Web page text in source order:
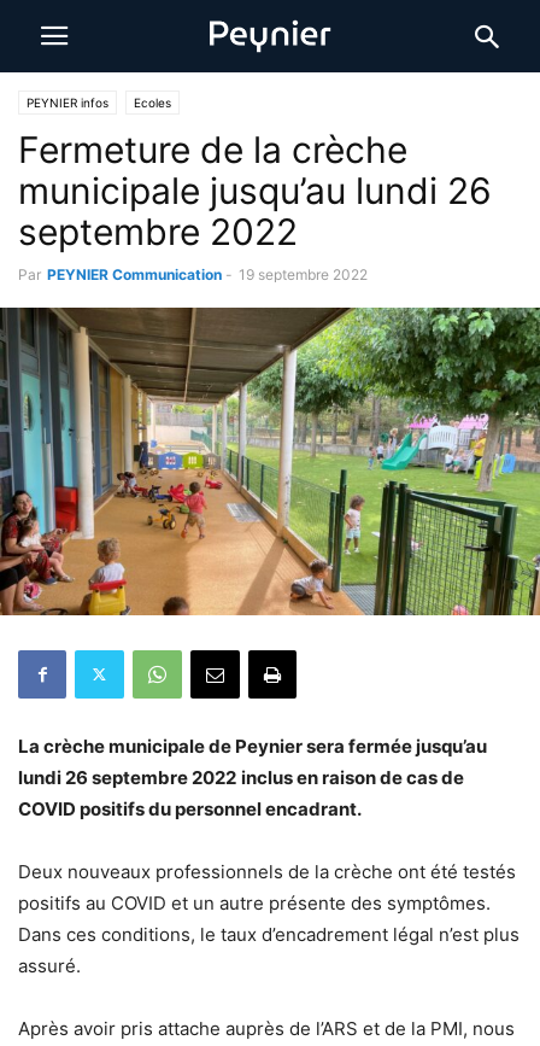
PEYNIER infos Ecoles
Fermeture de la crèche
municipale jusqu’au lundi 26
septembre 2022
Par PEYNIER Communication - 19 septembre 2022
La crèche municipale de Peynier sera fermée jusqu’au
lundi 26 septembre 2022 inclus en raison de cas de
COVID positifs du personnel encadrant.
Deux nouveaux professionnels de la crèche ont été testés
positifs au COVID et un autre présente des symptômes.
Dans ces conditions, le taux d’encadrement légal n’est plus
assuré.
Après avoir pris attache auprès de l’ARS et de la PMI, nous